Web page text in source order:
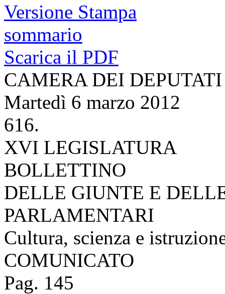
Versione Stampa
sommario
Scarica il PDF
CAMERA DEI DEPUTATI
Martedì 6 marzo 2012
616.
XVI LEGISLATURA
BOLLETTINO
DELLE GIUNTE E
PARLAMENTARI
Cultura, scienza e
COMUNICATO
Pag. 145